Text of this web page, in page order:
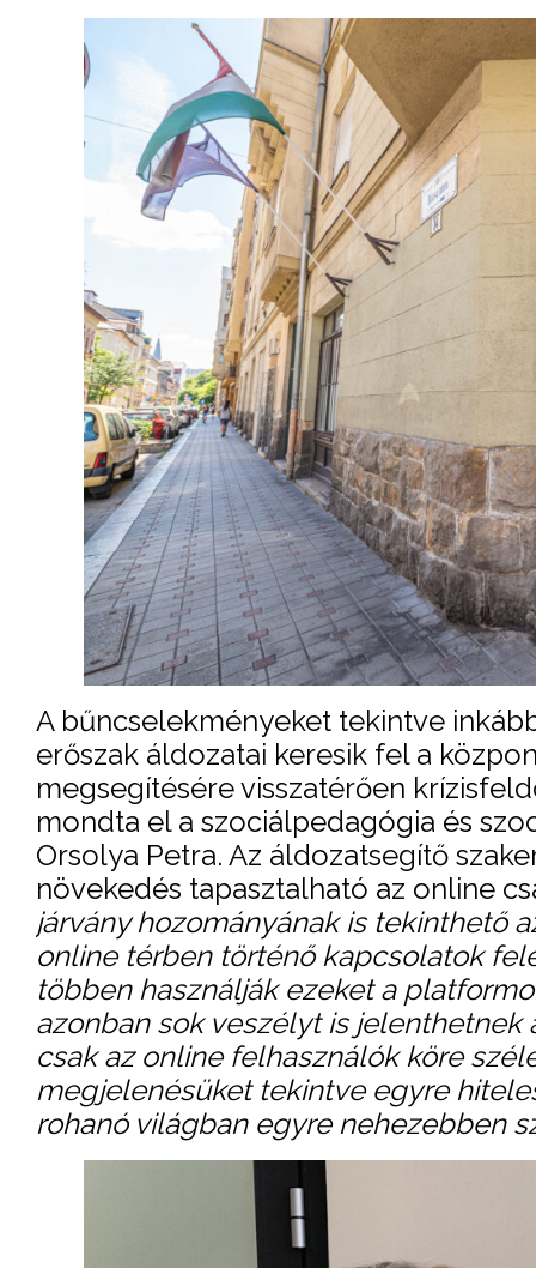
A bűncselekményeket tekintve
erőszak áldozatai keresik fel a
megsegítésére visszatérően
mondta el a szociálpedagógia és
Orsolya Petra. Az áldozatsegítő
növekedés tapasztalható az online
járvány hozományának is tekinthető
online térben történő kapcsolatok
többen használják ezeket a
azonban sok veszélyt is jelenthetnek
csak az online felhasználók köre
megjelenésüket tekintve egyre
rohanó világban egyre nehezebben